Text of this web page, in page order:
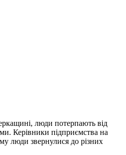
люди потерпають від
Керівники підприємства на
люди звернулися до різних